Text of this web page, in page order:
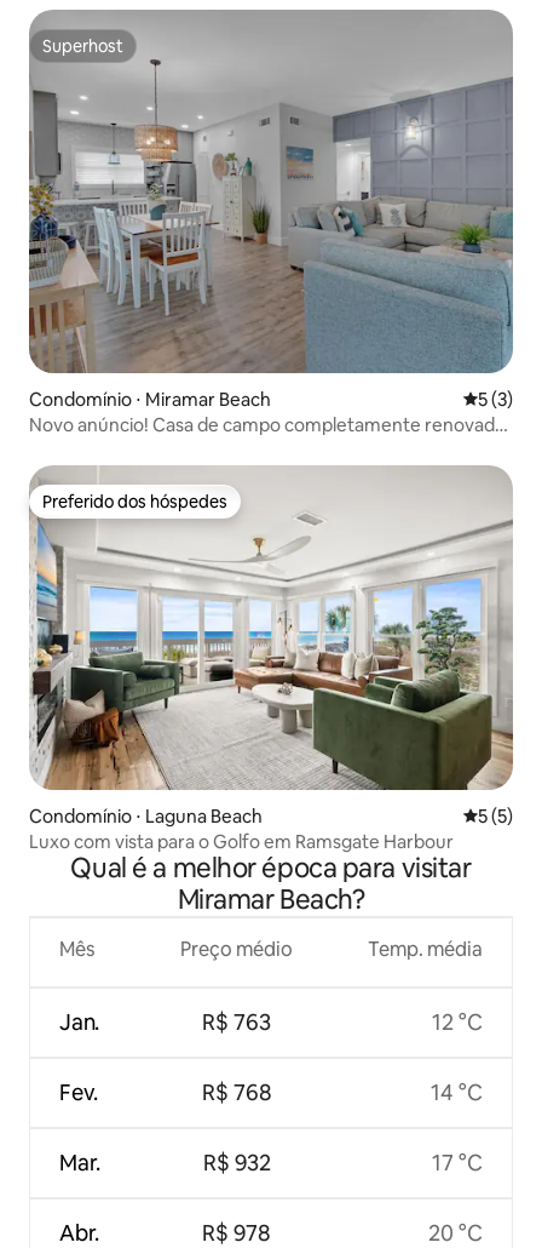
Superhost
Superhost
Condomínio ⋅ Miramar Beach 5 de
5 (3)
Novo anúncio! Casa de campo completamente renovada,
Preferido dos hóspedes
Preferido dos hóspedes
Condomínio ⋅ Laguna Beach 5 de
5 (5)
Luxo com vista para o Golfo em Ramsgate Harbour
Qual é a melhor época para visitar
Miramar Beach?
Mês
Jan.
Fev.
Mar.
Abr.
Preço médio
R$ 763
R$ 768
R$ 932
R$ 978
Temp. média
12 °C
14 °C
17 °C
20 °C